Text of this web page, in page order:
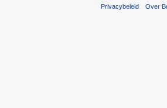
Privacybeleid Over